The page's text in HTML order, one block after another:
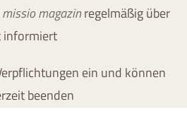
missio magazinregelmäßig über
informiert
ein und können
beenden